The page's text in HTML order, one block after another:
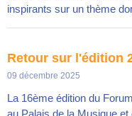
inspirants sur un thème
Retour sur l'édition
09 décembre 2025
La 16ème édition du
au Palais de la Musique